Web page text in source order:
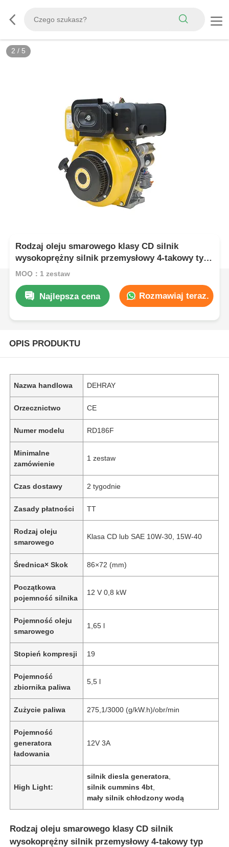
3 / 5
Rodzaj oleju smarowego klasy CD silnik
wysokoprężny silnik przemysłowy 4-takowy typ
silnika zaprojektowany dla maksymalnej
MOQ：1 zestaw
Najlepsza cena Rozmawiaj teraz.
OPIS PRODUKTU
Nazwa handlowa DEHRAY
Orzecznictwo CE
Numer modelu RD186F
Minimalne
zamówienie
1 zestaw
Czas dostawy 2 tygodnie
Zasady płatności TT
Rodzaj oleju
smarowego
Klasa CD lub SAE 10W-30, 15W-40
Średnica× Skok 86×72 (mm)
Początkowa
pojemność silnika
12 V 0,8 kW
Pojemność oleju
smarowego
1,65 l
Stopień kompresji 19
Pojemność
zbiornika paliwa
5,5 l
Zużycie paliwa 275,1/3000 (g/kW.h)/obr/min
Pojemność
generatora
ładowania
12V 3A
High Light:
silnik diesla generatora
silnik cummins 4bt
mały silnik chłodzony wodą
Rodzaj oleju smarowego klasy CD silnik
wysokoprężny silnik przemysłowy 4-takowy typ